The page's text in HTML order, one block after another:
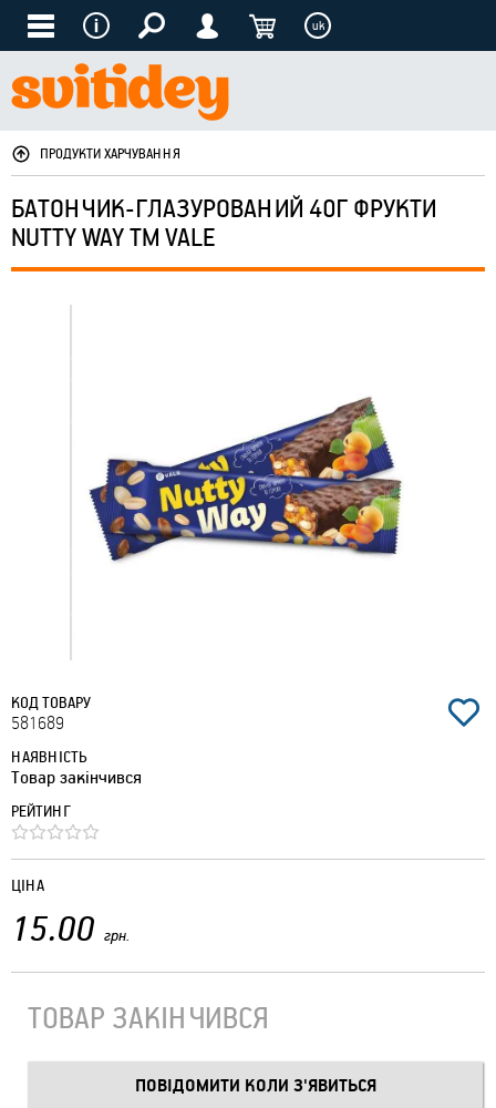
uk
ПРОДУКТИ ХАРЧУВАННЯ
БАТОНЧИК-ГЛАЗУРОВАНИЙ 40Г ФРУКТИ
NUTTY WAY ТМ VALE
КОД ТОВАРУ
581689
НАЯВНІСТЬ
Товар закінчився
РЕЙТИНГ
ЦІНА
15.00 грн.
ТОВАР ЗАКІНЧИВСЯ